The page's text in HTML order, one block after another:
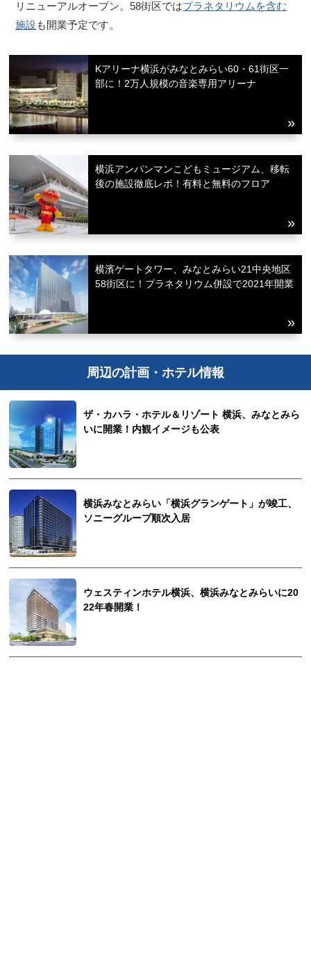
リニューアルオープン。58街区ではプラネタリウムを含む
施設 も開業予定です。
Kアリーナ横浜がみなとみらい60・61街区一
部に！2万人規模の音楽専用アリーナ
横浜アンパンマンこどもミュージアム、移転
後の施設徹底レポ！有料と無料のフロア
横濱ゲートタワー、みなとみらい21中央地区
58街区に！プラネタリウム併設で2021年開業
周辺の計画・ホテル情報
ザ・カハラ・ホテル＆リゾート 横浜、みなとみら
いに開業！内観イメージも公表
横浜みなとみらい「横浜グランゲート」が竣工、
ソニーグループ順次入居
ウェスティンホテル横浜、横浜みなとみらいに20
22年春開業！